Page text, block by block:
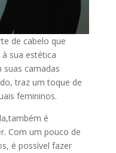
de cabelo que
sua estética
suas camadas
traz um toque de
femininos.
é
Com um pouco de
é possível fazer